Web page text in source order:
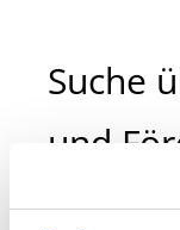
Suche
und
Sie suchen